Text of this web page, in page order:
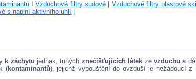
IVzduchové filtry sudové Vzduchové filtry plastové
s náplní aktivního uhlí
k záchytu jednak, tuhých znečišťujících látek ze vzduchu a
(kontaminantů), jejichž vypouštění do ovzduší je nežádoucí z